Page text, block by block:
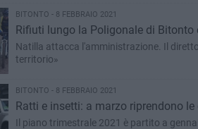
BITONTO - 8 FEBBRAIO 2021
Rifiuti lungo la Poligonale di
Natilla attacca l'amministrazione. Il
territorio»
BITONTO - 8 FEBBRAIO 2021
Ratti e insetti: a marzo riprendono
Il piano trimestrale 2021 è partito a